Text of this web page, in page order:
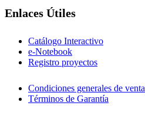
Enlaces Útiles
Catálogo Interactivo
e-Notebook
Registro proyectos
Condiciones generales de venta
Términos de Garantía